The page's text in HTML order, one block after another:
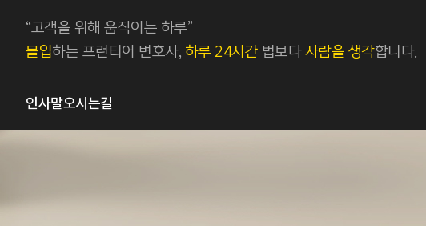
“고객을 위해 움직이는 하루”
몰입하는 프런티어 변호사, 하루 24시간 법보다 사람을 생각합니다.
인사말오시는길